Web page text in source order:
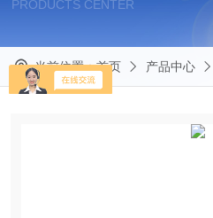
PRODUCTS CENTER
当前位置：首页 产品中心